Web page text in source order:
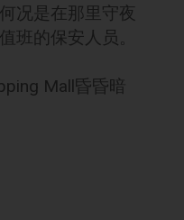
何况是在那里守夜
值班的保安人员。
Mall昏昏暗